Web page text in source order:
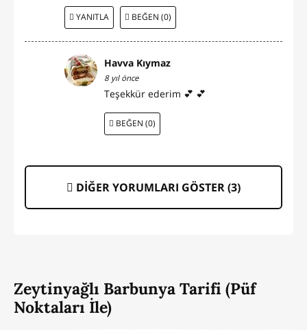
YANITLA BEĞEN (0)
Havva Kıymaz
8 yıl önce
Teşekkür ederim 💕 💕
BEĞEN (0)
DİĞER YORUMLARI GÖSTER (3)
Zeytinyağlı Barbunya Tarifi (Püf
Noktaları İle)